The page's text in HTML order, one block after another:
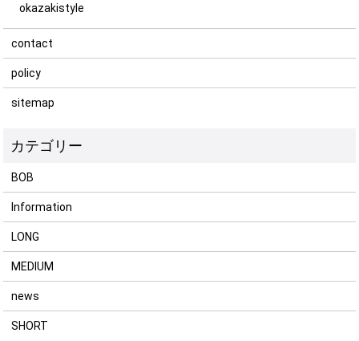
okazakistyle
contact
policy
sitemap
BOB
Information
LONG
MEDIUM
news
SHORT